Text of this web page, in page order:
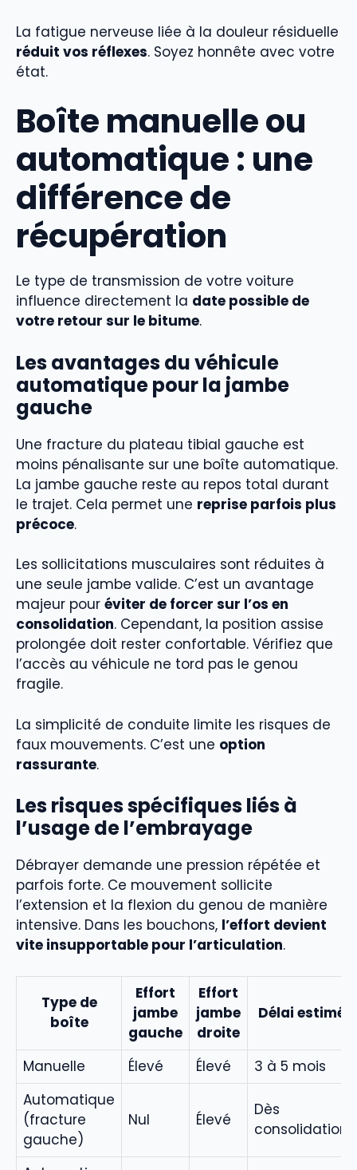
La fatigue nerveuse liée à la douleur résiduelle
réduit vos réflexes. Soyez honnête avec votre
état.
Boîte manuelle ou
automatique : une
différence de
récupération
Le type de transmission de votre voiture
influence directement la date possible de
votre retour sur le bitume.
Les avantages du véhicule
automatique pour la jambe
gauche
Une fracture du plateau tibial gauche est
moins pénalisante sur une boîte automatique.
La jambe gauche reste au repos total durant
le trajet. Cela permet une reprise parfois plus
précoce.
Les sollicitations musculaires sont réduites à
une seule jambe valide. C’est un avantage
majeur pour éviter de forcer sur l’os en
consolidation. Cependant, la position assise
prolongée doit rester confortable. Vérifiez que
l’accès au véhicule ne tord pas le genou
fragile.
La simplicité de conduite limite les risques de
faux mouvements. C’est une option
rassurante.
Les risques spécifiques liés à
l’usage de l’embrayage
Débrayer demande une pression répétée et
parfois forte. Ce mouvement sollicite
l’extension et la flexion du genou de manière
intensive. Dans les bouchons, l’effort devient
vite insupportable pour l’articulation.
Type de
boîte
Effort
jambe
gauche
Effort
jambe
droite
Délai estimé
Manuelle Élevé Élevé
3 à 5 mois
Automatique
(fracture
gauche)
Nul Élevé
Dès
consolidation